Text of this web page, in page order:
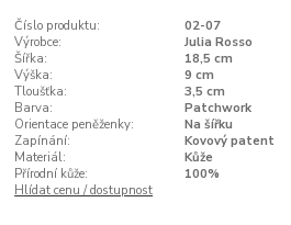
Číslo produktu:
02-07
Výrobce:
Julia Rosso
Šířka:
18,5 cm
Výška:
9 cm
Tloušťka:
3,5 cm
Barva:
Patchwork
Orientace peněženky:
Na šířku
Zapínání:
Kovový patent
Materiál:
Kůže
Přírodní kůže:
100%
Hlídat cenu / dostupnost